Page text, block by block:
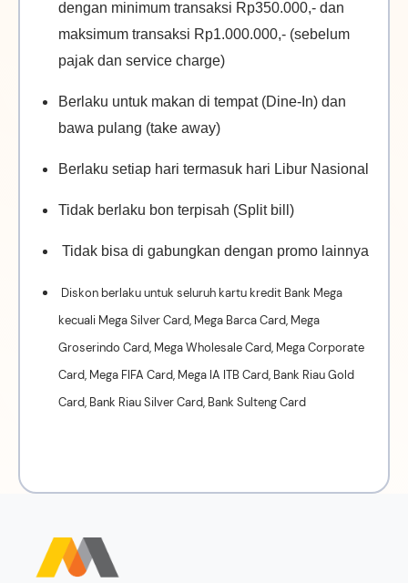
dengan minimum transaksi Rp350.000,- dan
maksimum transaksi Rp1.000.000,- (sebelum
pajak dan service charge)
Berlaku untuk makan di tempat (Dine-In) dan
bawa pulang (take away)
Berlaku setiap hari termasuk hari Libur Nasional
Tidak berlaku bon terpisah (Split bill)
Tidak bisa di gabungkan dengan promo lainnya
Diskon berlaku untuk seluruh kartu kredit Bank Mega
kecuali Mega Silver Card, Mega Barca Card, Mega
Groserindo Card, Mega Wholesale Card, Mega Corporate
Card, Mega FIFA Card, Mega IA ITB Card, Bank Riau Gold
Card, Bank Riau Silver Card, Bank Sulteng Card